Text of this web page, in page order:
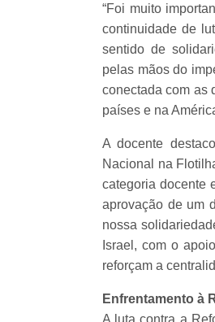
“Foi muito
continuidade de
sentido de
pelas mãos do
conectada com as
países e na
A docente
Nacional na
categoria docente
aprovação de um
nossa
Israel, com o
reforçam a
Enfrentamento à
A luta contra a